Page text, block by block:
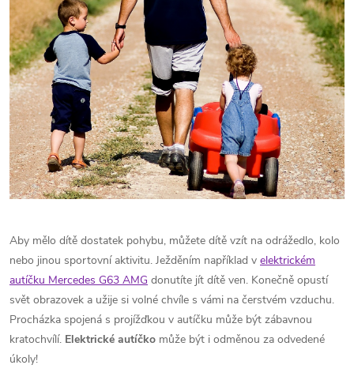
Aby mělo dítě dostatek pohybu, můžete dítě vzít na odrážedlo, kolo
nebo jinou sportovní aktivitu. Ježděním například v elektrickém
autíčku Mercedes G63 AMG donutíte jít dítě ven. Konečně opustí
svět obrazovek a užije si volné chvíle s vámi na čerstvém vzduchu.
Procházka spojená s projížďkou v autíčku může být zábavnou
kratochvílí. Elektrické autíčko může být i odměnou za odvedené
úkoly!